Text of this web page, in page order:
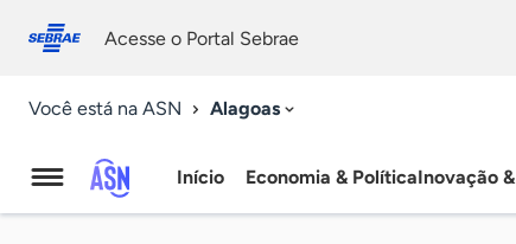
conosco
Acesse o Portal Sebrae
Você está na ASN Alagoas
Agência
Início Economia & PolíticaInovação